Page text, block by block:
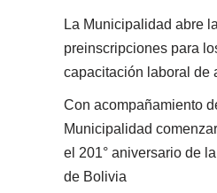
La Municipalidad abre
preinscripciones para
capacitación laboral de
Con acompañamiento
Municipalidad
el 201° aniversario de
de Bolivia